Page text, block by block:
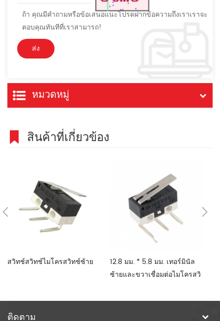
ถ้า คุณมีคำถามหรือข้อเสนอแนะโปรดฝากข้อความถึงเราเราจะ
ตอบคุณทันทีที่เราสามารถ!
หมวดหมู่
สินค้าที่เกี่ยวข้อง
สวิทช์สวิทช์ไมโครสวิทช์ซ้าย
12.8 มม. * 5.8 มม. เทอร์มินัล
ซ้ายและขวาเชื่อมต่อไมโครสวิ
ติดตาม